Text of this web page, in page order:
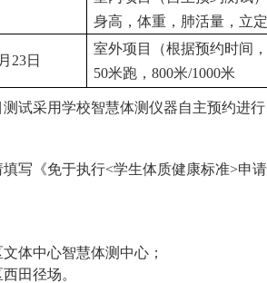
身高，体重，肺活量，立
23日
室外项目（根据预约时间
50米跑，800米/1000米
试采用学校智慧体测仪器自主预约进
写《免于执行<学生体质健康标准>申
体中心智慧体测中心；
田径场。